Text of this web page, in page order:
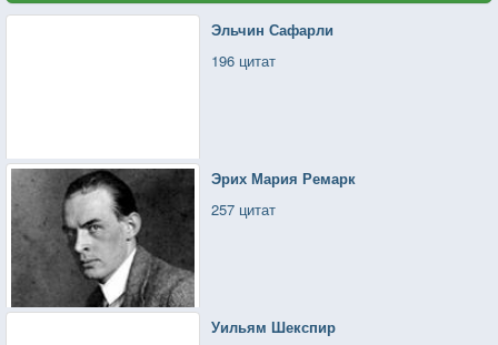
Эльчин Сафарли
196 цитат
Эрих Мария Ремарк
257 цитат
Уильям Шекспир